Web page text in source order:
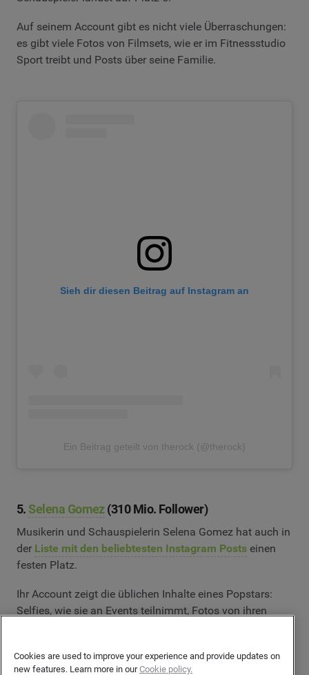
Auf seinem Account gibt es nicht viele Überraschungen:
es gibt viele Fotos von Filmsets, wie er im Fitnessstudio
Sport treibt und Posts über seine Familie.
Sieh dir diesen Beitrag auf Instagram an
Ein Beitrag geteilt von therock (@therock)
5.Selena Gomez(310 Mio. Follower)
Musikerin und Schauspielerin Selena Gomez hat auch in
der Liste mit den beliebtesten Instagram Posts einen
festen Platz.
Ihr Account zeigt die üblichen Inhalte eines Popstars:
Selfies, wie sie an Events teilnimmt, Fotos von ihren
Cookies are used to improve your experience and provide updates on
new features. Learn more in ourCookie policy.